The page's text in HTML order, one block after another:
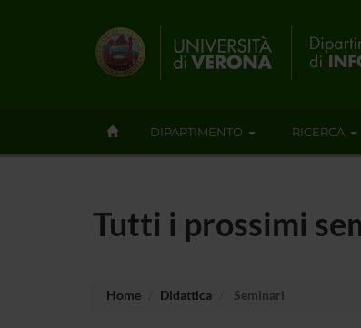
DIPARTIMENTO RICERCA
Tutti i prossimi
Home Didattica Seminari